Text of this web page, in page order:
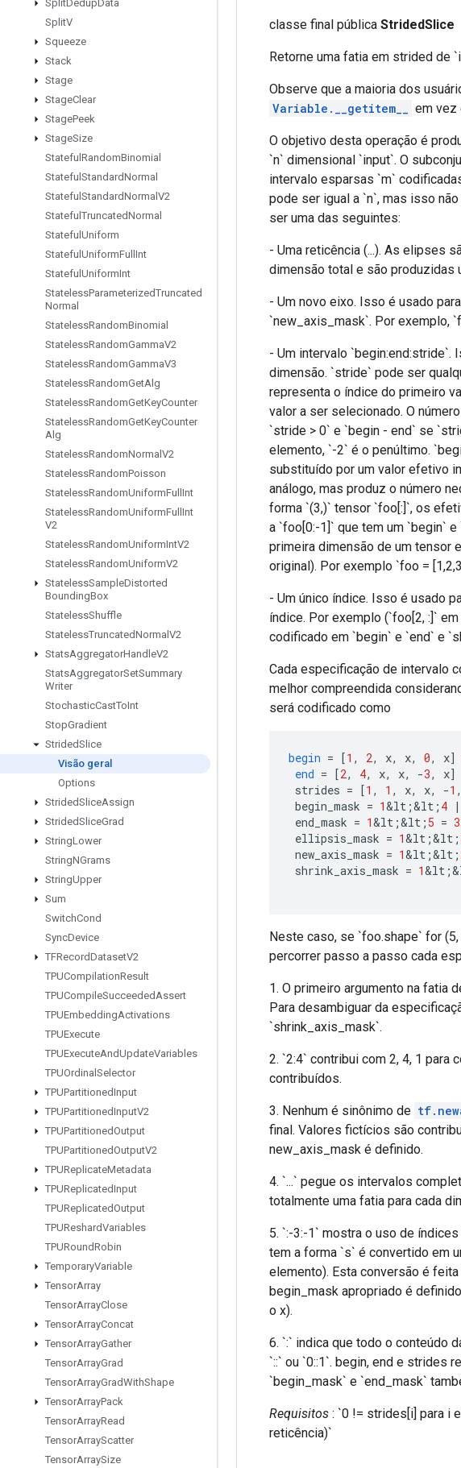
SplitDedupData
SplitV
Squeeze
Stack
Stage
StageClear
StagePeek
StageSize
Stateful RandomBinomial
Stateful StandardNormal
Stateful StandardNormal V2
Stateful TruncatedNormal
Stateful Uniform
Stateful UniformFull Int
Stateful UniformInt
StatelessParameterizedTruncated
Normal
StatelessRandomBinomial
StatelessRandomGammaV2
StatelessRandomGammaV3
StatelessRandomGetAlg
StatelessRandomGetKeyCounter
StatelessRandomGetKeyCounter
Alg
StatelessRandomNormal V2
StatelessRandomPoisson
StatelessRandomUniformFull Int
StatelessRandomUniformFull Int
V2
StatelessRandomUniformIntV2
StatelessRandomUniformV2
StatelessSampleDistorted
BoundingBox
StatelessShuffle
StatelessTruncatedNormal V2
StatsAggregatorHandleV2
StatsAggregatorSetSummary
Writer
StochasticCastToInt
StopGradient
StridedSlice
Visão geral
Options
StridedSliceAssign
StridedSliceGrad
StringLower
StringNGrams
StringUpper
Sum
SwitchCond
SyncDevice
TFRecordDatasetV2
TPUCompilationResult
TPUCompileSucceededAssert
TPUEmbeddingActivations
TPUExecute
TPUExecuteAndUpdateVariables
TPUOrdinal Selector
TPUPartitionedInput
TPUPartitionedInputV2
TPUPartitionedOutput
TPUPartitionedOutputV2
TPUReplicateMetadata
TPUReplicatedInput
TPUReplicatedOutput
TPUReshardVariables
TPURoundRobin
TemporaryVariable
TensorArray
TensorArrayClose
TensorArrayConcat
TensorArrayGather
TensorArrayGrad
TensorArrayGradWithShape
TensorArrayPack
TensorArrayRead
TensorArrayScatter
TensorArraySize
classe final pública StridedSlice
Retorne uma fatia em strided de
Observe que a maioria dos
Variable.__getitem__ em vez
O objetivo desta operação é
`n` dimensional `input`. O
intervalo esparsas `m`
pode ser igual a `n`, mas isso
ser uma das seguintes:
- Uma reticência (...). As elipses
dimensão total e são produzidas
- Um novo eixo. Isso é usado
`new_axis_mask`. Por exemplo,
- Um intervalo `begin:end:stride`.
dimensão. `stride` pode ser
representa o índice do primeiro
valor a ser selecionado. O
`stride > 0` e `begin - end` se
elemento, `-2` é o penúltimo.
substituído por um valor efetivo
análogo, mas produz o número
forma `(3,)` tensor `foo[:]`, os
a `foo[0:-1]` que tem um `begin`
primeira dimensão de um tensor
original). Por exemplo `foo =
- Um único índice. Isso é usado
índice. Por exemplo (`foo[2, :]`
codificado em `begin` e `end` e
Cada especificação de intervalo
melhor compreendida
será codificado como
begin = [1 , 2, x, x, 0, x]
end = [2, 4, x, x, -3, x]
strides = [1 , 1 , x, x, -1 ,
begin_mask = 1&lt ;&lt ; 4 |
end_mask = 1&lt ;&lt ; 5 =
ellipsis_mask = 1&lt ;&lt ;
new_axis_mask = 1&lt ;&lt ;
shrink_axis_mask = 1&lt ;&
Neste caso, se `foo.shape` for (5,
percorrer passo a passo cada
1. O primeiro argumento na fatia
Para desambiguar da
`shrink_axis_mask`.
2. `2:4` contribui com 2, 4, 1 para
contribuídos.
3. Nenhum é sinônimo de
final. Valores fictícios são
new_axis_mask é definido.
4. `...` pegue os intervalos
totalmente uma fatia para cada
5. `:-3:-1` mostra o uso de
tem a forma `s` é convertido em
elemento). Esta conversão é
begin_mask apropriado é
o x).
6. `:` indica que todo o conteúdo
`::` ou `0::1`. begin, end e strides
`begin_mask` e `end_mask`
Requisitos : `0 != strides[i] para i
reticência)`